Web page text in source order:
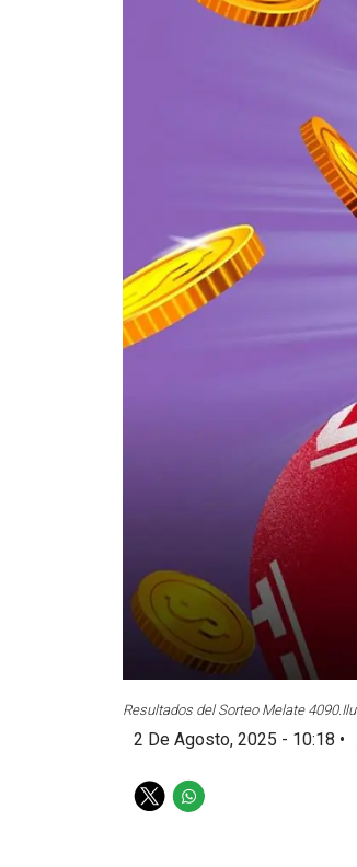
Resultados del Sorteo Melate 4090.
2 De Agosto, 2025 - 10:18 •
T
W